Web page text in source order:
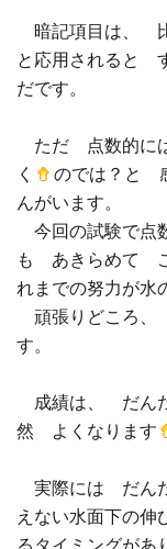
暗記項目は、
と応用されると
だです。
ただ 点数的に
く
のでは？と
んがいます。
今回の試験で点
も あきらめて
れまでの努力が水
頑張りどころ、
す。
成績は、 だん
然 よくなります
実際には だん
えない水面下の
るタイミングが